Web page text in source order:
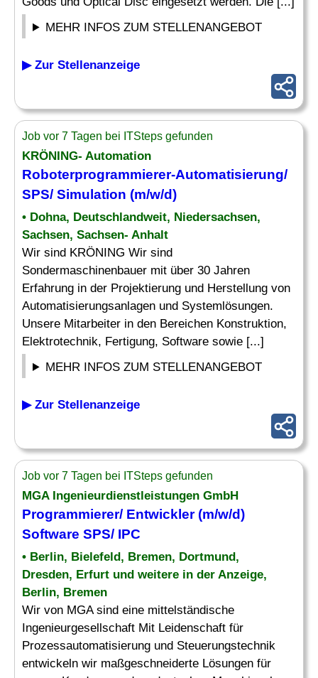
MEHR INFOS ZUM STELLENANGEBOT
▶ Zur Stellenanzeige
Job vor 7 Tagen bei ITSteps gefunden
KRÖNING- Automation
Roboterprogrammierer-Automatisierung/
SPS/ Simulation (m/w/d)
• Dohna, Deutschlandweit, Niedersachsen,
Sachsen, Sachsen- Anhalt
Wir sind KRÖNING Wir sind
Sondermaschinenbauer mit über 30 Jahren
Erfahrung in der Projektierung und Herstellung von
Automatisierungsanlagen und Systemlösungen.
Unsere Mitarbeiter in den Bereichen Konstruktion,
Elektrotechnik, Fertigung, Software sowie [...]
MEHR INFOS ZUM STELLENANGEBOT
▶ Zur Stellenanzeige
Job vor 7 Tagen bei ITSteps gefunden
MGA Ingenieurdienstleistungen GmbH
Programmierer/ Entwickler (m/w/d)
Software SPS/ IPC
• Berlin, Bielefeld, Bremen, Dortmund,
Dresden, Erfurt und weitere in der Anzeige,
Berlin, Bremen
Wir von MGA sind eine mittelständische
Ingenieurgesellschaft Mit Leidenschaft für
Prozessautomatisierung und Steuerungstechnik
entwickeln wir maßgeschneiderte Lösungen für